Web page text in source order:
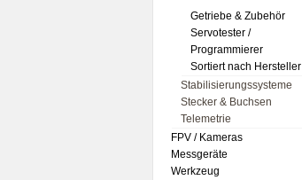
Getriebe & Zubehör
Servotester /
Programmierer
Sortiert nach Hersteller
Stabilisierungssysteme
Stecker & Buchsen
Telemetrie
FPV / Kameras
Messgeräte
Werkzeug